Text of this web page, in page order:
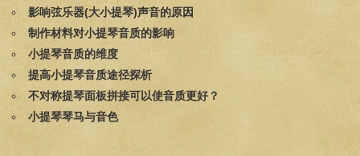
影响弦乐器(大小提琴)声音的原因
制作材料对小提琴音质的影响
小提琴音质的维度
提高小提琴音质途径探析
不对称提琴面板拼接可以使音质更好？
小提琴琴马与音色